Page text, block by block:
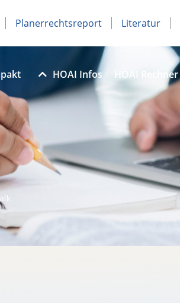
Planerrechtsreport Literatur
HOAI Infos HOAI Rechner